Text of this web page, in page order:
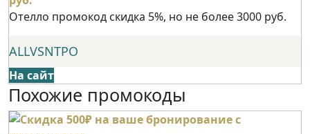
Отелло промокод скидка 5%, но не более 3000 руб.
ALLVSNTPO
На сайт
Похожие промокоды